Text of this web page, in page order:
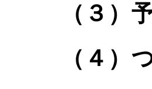
（３）
（４）